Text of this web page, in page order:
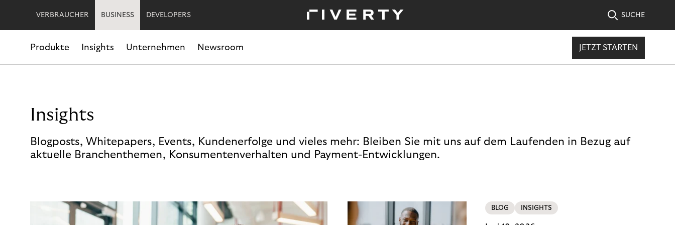
VERBRAUCHER BUSINESS DEVELOPERS SUCHE
Produkte Insights Unternehmen Newsroom JETZT STARTEN
Insights
Blogposts, Whitepapers, Events, Kundenerfolge und vieles mehr: Bleiben Sie mit uns auf dem Laufenden in Bezug auf
aktuelle Branchenthemen, Konsumentenverhalten und Payment-Entwicklungen.
BLOG INSIGHTS